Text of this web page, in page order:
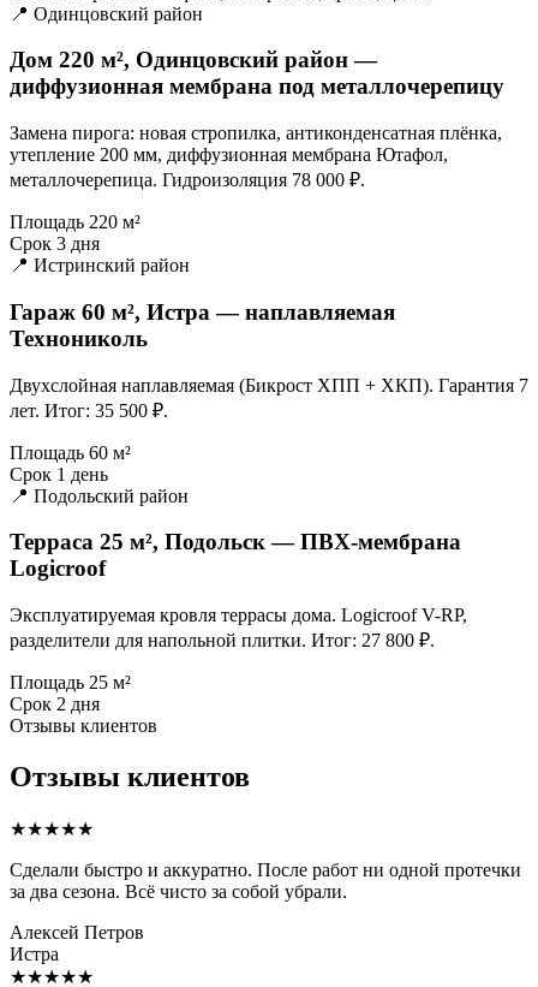
📍 Одинцовский район
Дом 220 м², Одинцовский район —
диффузионная мембрана под металлочерепицу
Замена пирога: новая стропилка, антиконденсатная плёнка,
утепление 200 мм, диффузионная мембрана Ютафол,
металлочерепица. Гидроизоляция 78 000 ₽.
Площадь 220 м²
Срок 3 дня
📍 Истринский район
Гараж 60 м², Истра — наплавляемая
Технониколь
Двухслойная наплавляемая (Бикрост ХПП + ХКП). Гарантия 7
лет. Итог: 35 500 ₽.
Площадь 60 м²
Срок 1 день
📍 Подольский район
Терраса 25 м², Подольск — ПВХ-мембрана
Logicroof
Эксплуатируемая кровля террасы дома. Logicroof V-RP,
разделители для напольной плитки. Итог: 27 800 ₽.
Площадь 25 м²
Срок 2 дня
Отзывы клиентов
Отзывы клиентов
★★★★★
Сделали быстро и аккуратно. После работ ни одной протечки
за два сезона. Всё чисто за собой убрали.
Алексей Петров
Истра
★★★★★